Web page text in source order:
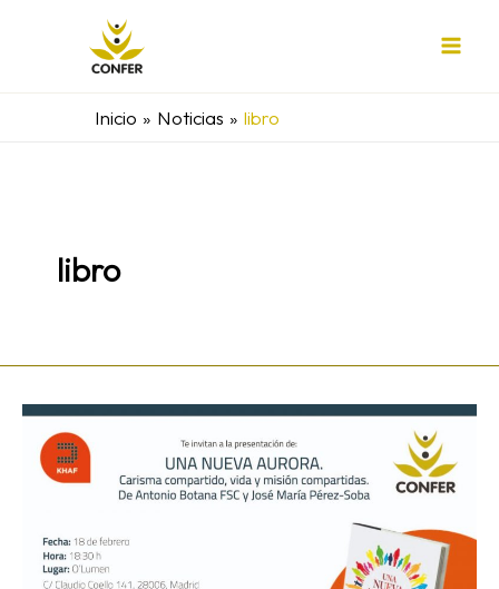
Inicio
Noticias libro
libro
Presentación
del
libro
Misión
Compartida,